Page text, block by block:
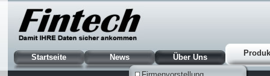
Startseite News
Über Uns